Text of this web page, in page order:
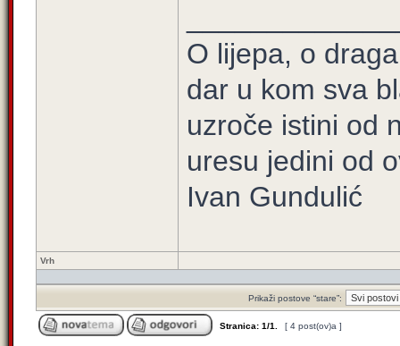
O lijepa, o
dar u kom sva
uzroče istini od
uresu jedini od
Ivan Gundulić
Vrh
Prikaži postove “stare”:
Stranica: 1/1 [ 4 post(ov)a ]